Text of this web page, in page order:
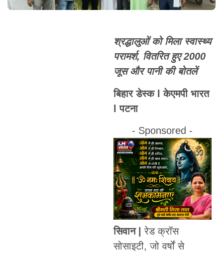
श्रद्धालुओं को मिला स्वास्थ्य
परामर्श, वितरित हुए 2000
जूस और पानी की बोतलें
बिहार डेस्क l केएमपी भारत
l पटना
- Sponsored -
सिवान |रेड क्रॉस
सोसाइटी, जो वर्षों से